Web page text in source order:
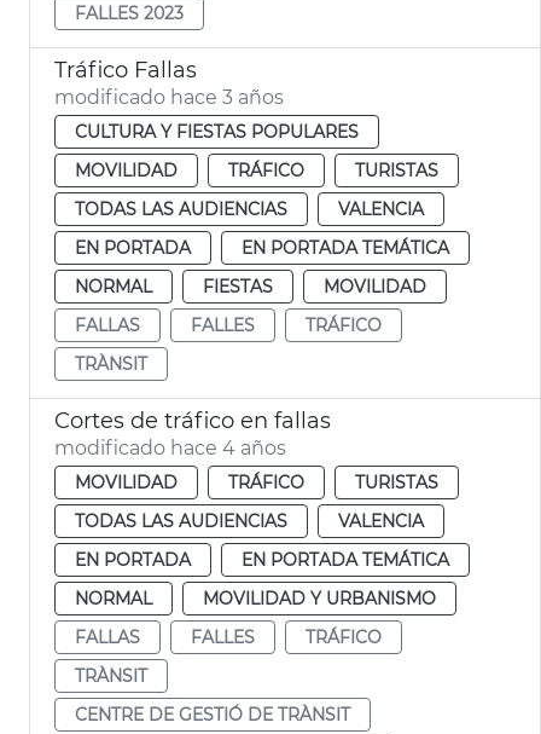
FALLES 2023
Tráfico Fallas
modificado hace 3 años
CULTURA Y FIESTAS POPULARES
MOVILIDAD
TRÁFICO
TURISTAS
TODAS LAS AUDIENCIAS
VALENCIA
EN PORTADA
EN PORTADA TEMÁTICA
NORMAL
FIESTAS
MOVILIDAD
FALLAS
FALLES
TRÁFICO
TRÀNSIT
Cortes de tráfico en fallas
modificado hace 4 años
MOVILIDAD TRÁFICO
TURISTAS
TODAS LAS AUDIENCIAS
VALENCIA
EN PORTADA
EN PORTADA TEMÁTICA
NORMAL
MOVILIDAD Y URBANISMO
FALLAS
FALLES
TRÁFICO
TRÀNSIT
CENTRE DE GESTIÓ DE TRÀNSIT